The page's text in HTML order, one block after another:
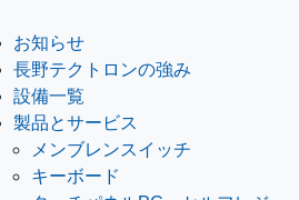
お知らせ
長野テクトロンの強み
設備一覧
製品とサービス
メンブレンスイッチ
キーボード